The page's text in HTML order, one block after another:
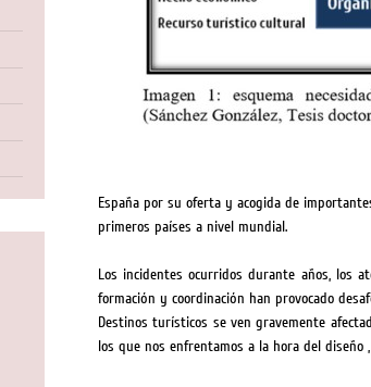
España por su oferta y acogida de
primeros países a nivel mundial.
Los incidentes ocurridos durante años, los
formación y coordinación han provocado
Destinos turísticos se ven gravemente
los que nos enfrentamos a la hora del